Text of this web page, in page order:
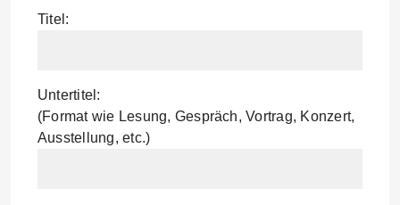
Titel:
Untertitel:
(Format wie Lesung, Gespräch, Vortrag, Konzert,
Ausstellung, etc.)